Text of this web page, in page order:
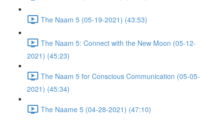
The Naam 5 (05-19-2021) (43:53)
The Naam 5: Connect with the New Moon (05-12-
2021) (45:23)
The Naam 5 for Conscious Communication (05-05-
2021) (45:34)
The Naame 5 (04-28-2021) (47:10)